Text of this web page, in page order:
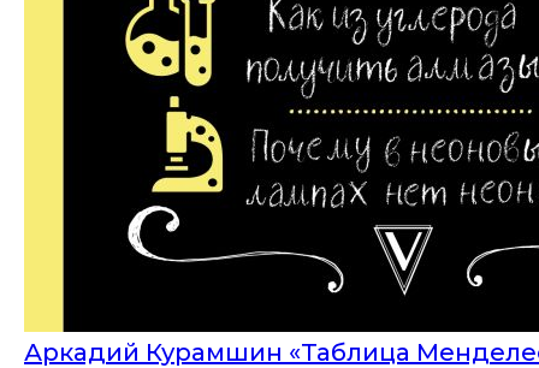
Аркадий Курамшин «Таблица